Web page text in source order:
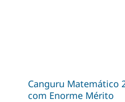
Canguru Matemático
com Enorme Mérito